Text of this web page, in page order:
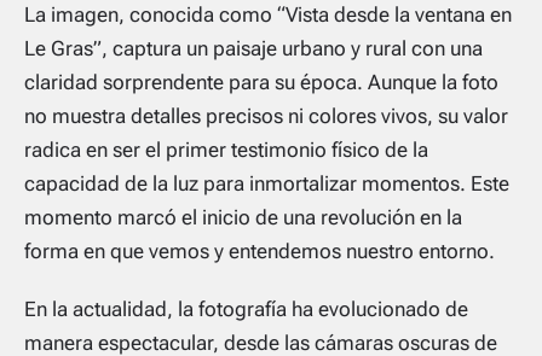
La imagen, conocida como “Vista desde la ventana en
Le Gras”, captura un paisaje urbano y rural con una
claridad sorprendente para su época. Aunque la foto
no muestra detalles precisos ni colores vivos, su valor
radica en ser el primer testimonio físico de la
capacidad de la luz para inmortalizar momentos. Este
momento marcó el inicio de una revolución en la
forma en que vemos y entendemos nuestro entorno.
En la actualidad, la fotografía ha evolucionado de
manera espectacular, desde las cámaras oscuras de